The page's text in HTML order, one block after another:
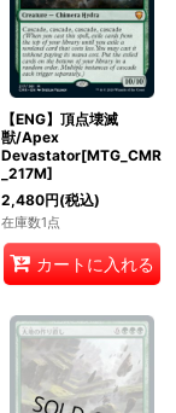
【ENG】頂点壊滅
獣/Apex
Devastator[MTG_CMR
_217M]
2,480円(税込)
在庫数1点
カートに入れる